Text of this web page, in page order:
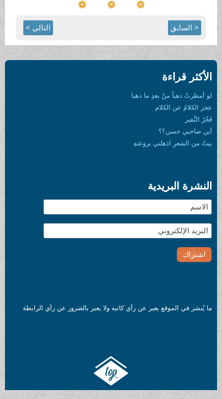
< السابق التالي >
الأكثر قراءة
لو أمطرتْ ذهباً منْ بعدِ ما ذهبا
عجز الكلامُ عن الكلام
فَجْرُ النَّفير
أين صاحبي حسن؟؟
بيتٌ من الشعرِ اذهلني بروعتهِ
النشرة البريدية
ما يُنشر في الموقع يعبر عن رأي كاتبه ولا يعبر بالضرور عن رأي الرابطة